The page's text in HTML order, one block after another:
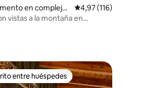
en complejo
en Sugar Mountai
Calificación promedio:
4,97 (116)
vistas a la montaña en
entre los huéspedes más destacados
entre huéspedes